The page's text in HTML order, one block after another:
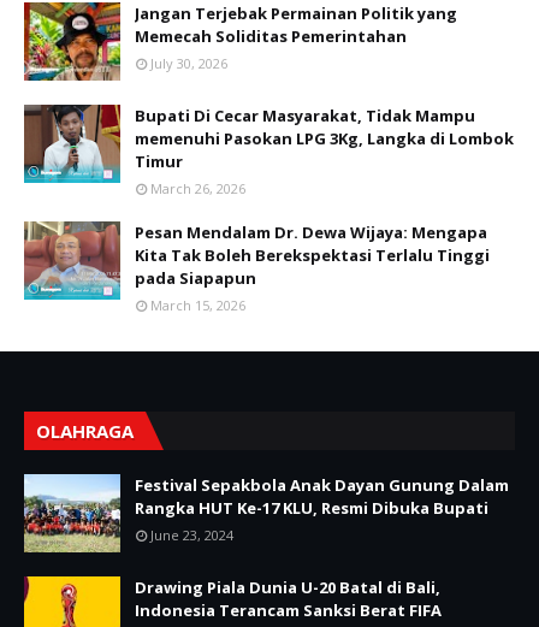
Jangan Terjebak Permainan Politik yang
Memecah Soliditas Pemerintahan
July 30, 2026
Bupati Di Cecar Masyarakat, Tidak Mampu
memenuhi Pasokan LPG 3Kg, Langka di Lombok
Timur
March 26, 2026
Pesan Mendalam Dr. Dewa Wijaya: Mengapa
Kita Tak Boleh Berekspektasi Terlalu Tinggi
pada Siapapun
March 15, 2026
OLAHRAGA
Festival Sepakbola Anak Dayan Gunung Dalam
Rangka HUT Ke-17 KLU, Resmi Dibuka Bupati
June 23, 2024
Drawing Piala Dunia U-20 Batal di Bali,
Indonesia Terancam Sanksi Berat FIFA